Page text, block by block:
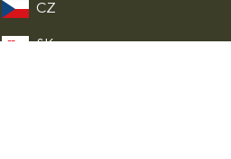
CZ
SK